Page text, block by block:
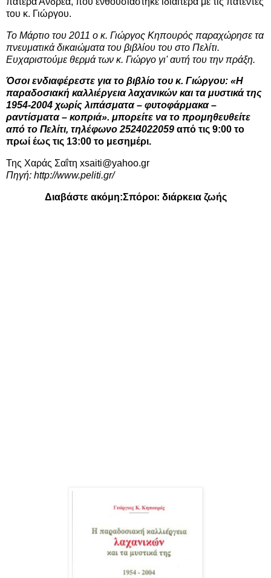
του κ. Γιώργου.
Το Μάρτιο του 2011 ο κ. Γιώργος Κηπουρός παραχώρησε τα
πνευματικά δικαιώματα του βιβλίου του στο Πελίτι.
Ευχαριστούμε θερμά των κ. Γιώργο γι' αυτή του την πράξη.
Όσοι ενδιαφέρεστε για το βιβλίο του κ. Γιώργου: «Η
παραδοσιακή καλλιέργεια λαχανικών και τα μυστικά της
1954-2004 χωρίς λιπάσματα – φυτοφάρμακα –
ραντίσματα – κοπριά». μπορείτε να το προμηθευθείτε
από το Πελίτι, τηλέφωνο 2524022059 από τις 9:00 το
πρωί έως τις 13:00 το μεσημέρι.
Της Χαράς Σαΐτη xsaiti@yahoo.gr
Πηγή: http://www.peliti.gr/
Διαβάστε ακόμη:Σπόροι: διάρκεια ζωής